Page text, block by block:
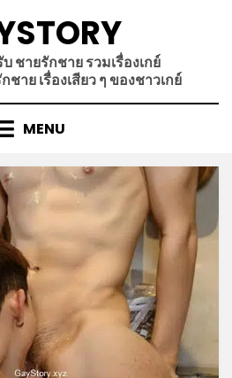
บ ชายรักชาย รวมเรื่องเกย์
าย เรื่องเสียว ๆ ของชาวเกย์
MENU